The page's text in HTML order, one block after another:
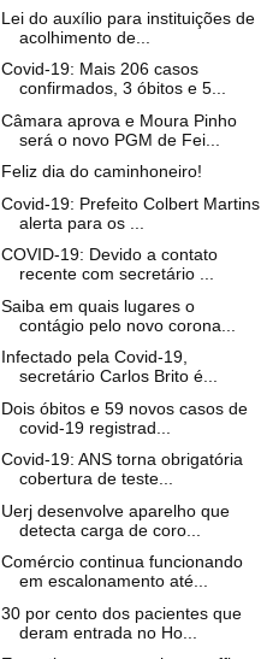
Lei do auxílio para instituições de
acolhimento de...
Covid-19: Mais 206 casos
confirmados, 3 óbitos e 5...
Câmara aprova e Moura Pinho
será o novo PGM de Fei...
Feliz dia do caminhoneiro!
Covid-19: Prefeito Colbert Martins
alerta para os ...
COVID-19: Devido a contato
recente com secretário ...
Saiba em quais lugares o
contágio pelo novo corona...
Infectado pela Covid-19,
secretário Carlos Brito é...
Dois óbitos e 59 novos casos de
covid-19 registrad...
Covid-19: ANS torna obrigatória
cobertura de teste...
Uerj desenvolve aparelho que
detecta carga de coro...
Comércio continua funcionando
em escalonamento até...
30 por cento dos pacientes que
deram entrada no Ho...